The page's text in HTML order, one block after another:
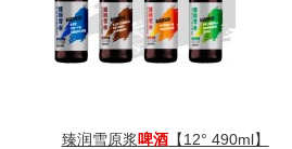
臻润雪原浆 啤酒【12° 490ml】